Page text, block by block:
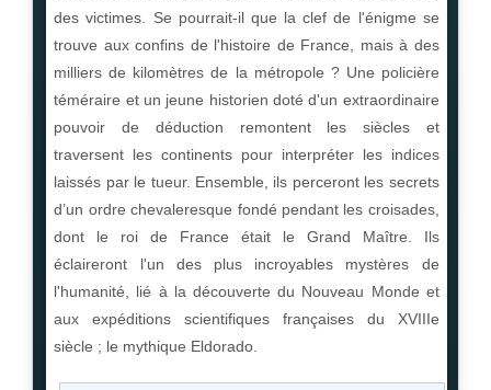
des victimes. Se pourrait-il que la clef de l'énigme se
trouve aux confins de l'histoire de France, mais à des
milliers de kilomètres de la métropole ? Une policière
téméraire et un jeune historien doté d'un extraordinaire
pouvoir de déduction remontent les siècles et
traversent les continents pour interpréter les indices
laissés par le tueur. Ensemble, ils perceront les secrets
d’un ordre chevaleresque fondé pendant les croisades,
dont le roi de France était le Grand Maître. Ils
éclaireront l'un des plus incroyables mystères de
l'humanité, lié à la découverte du Nouveau Monde et
aux expéditions scientifiques françaises du XVIIIe
siècle ; le mythique Eldorado.